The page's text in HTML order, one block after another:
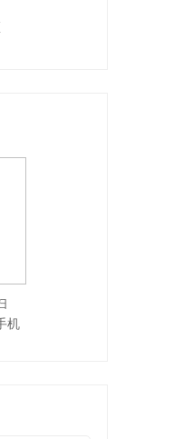
机